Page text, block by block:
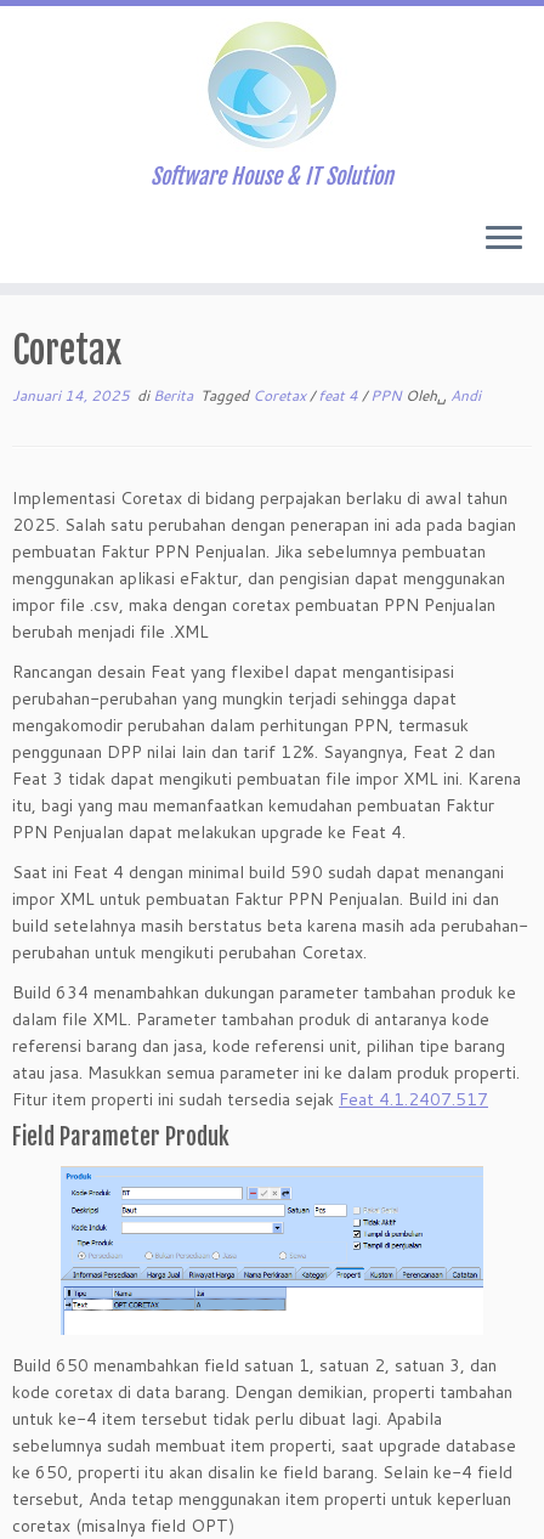
to
content
Software House & IT Solution
Coretax
Januari 14, 2025 di Berita Tagged Coretax/feat 4/PPN Oleh␣ Andi
Implementasi Coretax di bidang perpajakan berlaku di awal tahun
2025. Salah satu perubahan dengan penerapan ini ada pada bagian
pembuatan Faktur PPN Penjualan. Jika sebelumnya pembuatan
menggunakan aplikasi eFaktur, dan pengisian dapat menggunakan
impor file .csv, maka dengan coretax pembuatan PPN Penjualan
berubah menjadi file .XML
Rancangan desain Feat yang flexibel dapat mengantisipasi
perubahan-perubahan yang mungkin terjadi sehingga dapat
mengakomodir perubahan dalam perhitungan PPN, termasuk
penggunaan DPP nilai lain dan tarif 12%. Sayangnya, Feat 2 dan
Feat 3 tidak dapat mengikuti pembuatan file impor XML ini. Karena
itu, bagi yang mau memanfaatkan kemudahan pembuatan Faktur
PPN Penjualan dapat melakukan upgrade ke Feat 4.
Saat ini Feat 4 dengan minimal build 590 sudah dapat menangani
impor XML untuk pembuatan Faktur PPN Penjualan. Build ini dan
build setelahnya masih berstatus beta karena masih ada perubahan-
perubahan untuk mengikuti perubahan Coretax.
Build 634 menambahkan dukungan parameter tambahan produk ke
dalam file XML. Parameter tambahan produk di antaranya kode
referensi barang dan jasa, kode referensi unit, pilihan tipe barang
atau jasa. Masukkan semua parameter ini ke dalam produk properti.
Fitur item properti ini sudah tersedia sejak Feat 4.1.2407.517
Field Parameter Produk
Build 650 menambahkan field satuan 1, satuan 2, satuan 3, dan
kode coretax di data barang. Dengan demikian, properti tambahan
untuk ke-4 item tersebut tidak perlu dibuat lagi. Apabila
sebelumnya sudah membuat item properti, saat upgrade database
ke 650, properti itu akan disalin ke field barang. Selain ke-4 field
tersebut, Anda tetap menggunakan item properti untuk keperluan
coretax (misalnya field OPT)